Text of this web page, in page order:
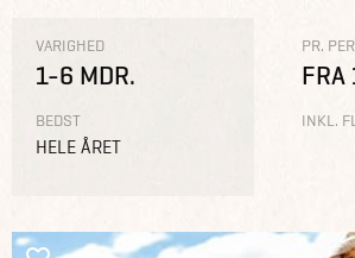
VARIGHED
1-6 MDR.
BEDST
HELE ÅRET
PR.
INKL.